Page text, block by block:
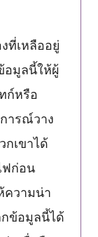
ที่เหลืออยู่
อมูลนี้ให้ผู้
ก์หรือ
ารณ์วาง
กเขาได้
ฟก่อน
ความน่า
กข้อมูลนี้ได้